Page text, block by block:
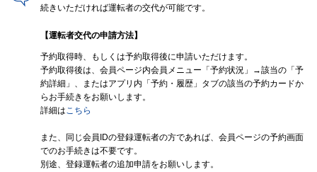
続きいただければ運転者の交代が可能です。
【運転者交代の申請方法】
予約取得時、もしくは予約取得後に申請いただけます。
予約取得後は、会員ページ内会員メニュー「予約状況」→該当の「予
約詳細」、またはアプリ内「予約・履歴」タブの該当の予約カードか
らお手続きをお願いします。
詳細はこちら
また、同じ会員IDの登録運転者の方であれば、会員ページの予約画面
でのお手続きは不要です。
別途、登録運転者の追加申請をお願いします。